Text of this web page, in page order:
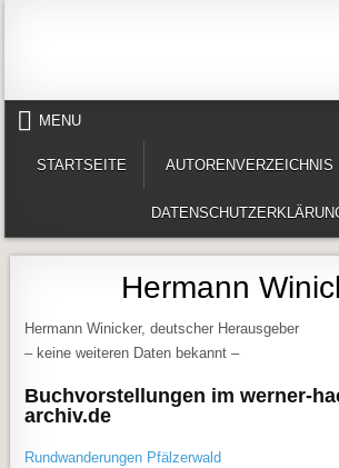
MENU
STARTSEITE AUTORENVERZEICHNIS
Hermann
Hermann Winicker, deutscher Herausgeber
– keine weiteren Daten bekannt –
Buchvorstellungen im werner-
archiv.de
Rundwanderungen Pfälzerwald